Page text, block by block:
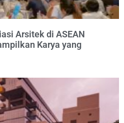
Arsitek di ASEAN
Karya yang